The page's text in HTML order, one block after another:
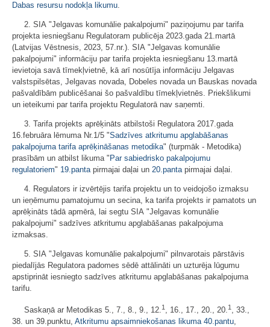
Dabas resursu nodokļa likumu.
2. SIA "Jelgavas komunālie pakalpojumi" paziņojumu par tarifa
projekta iesniegšanu Regulatoram publicēja 2023.gada 21.martā
(Latvijas Vēstnesis, 2023, 57.nr.). SIA "Jelgavas komunālie
pakalpojumi" informāciju par tarifa projekta iesniegšanu 13.martā
ievietoja savā tīmekļvietnē, kā arī nosūtīja informāciju Jelgavas
valstspilsētas, Jelgavas novada, Dobeles novada un Bauskas novada
pašvaldībām publicēšanai šo pašvaldību tīmekļvietnēs. Priekšlikumi
un ieteikumi par tarifa projektu Regulatorā nav saņemti.
3. Tarifa projekts aprēķināts atbilstoši Regulatora 2017.gada
16.februāra lēmuma Nr.1/5 "Sadzīves atkritumu apglabāšanas
pakalpojuma tarifa aprēķināšanas metodika" (turpmāk - Metodika)
prasībām un atbilst likuma " Par sabiedrisko pakalpojumu
regulatoriem" 19.pantapirmajai daļai un 20.pantapirmajai daļai.
4. Regulators ir izvērtējis tarifa projektu un to veidojošo izmaksu
un ieņēmumu pamatojumu un secina, ka tarifa projekts ir pamatots un
aprēķināts tādā apmērā, lai segtu SIA "Jelgavas komunālie
pakalpojumi" sadzīves atkritumu apglabāšanas pakalpojuma
izmaksas.
5. SIA "Jelgavas komunālie pakalpojumi" pilnvarotais pārstāvis
piedalījās Regulatora padomes sēdē attālināti un uzturēja lūgumu
apstiprināt iesniegto sadzīves atkritumu apglabāšanas pakalpojuma
tarifu.
Saskaņā ar Metodikas 5., 7., 8., 9., 12.1 , 16., 17., 20., 20.1 , 33.,
38. un 39.punktu, Atkritumu apsaimniekošanas likuma 40.pantu,